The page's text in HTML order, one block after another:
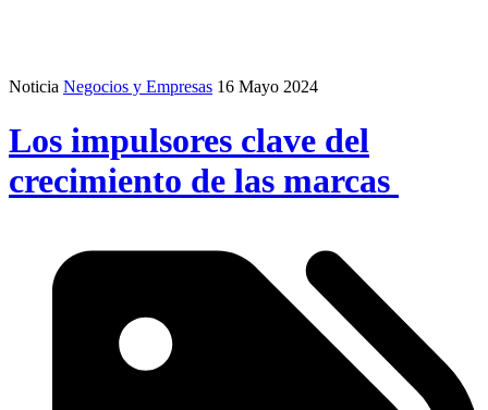
Noticia Negocios y Empresas 16 Mayo 2024
Los impulsores clave del
crecimiento de las marcas